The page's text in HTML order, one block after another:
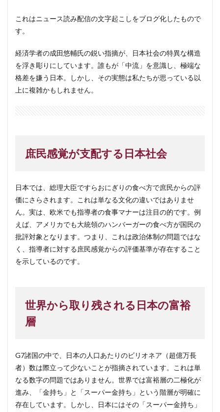
これはニュース読み配信の文字起こしをブログ化したもので
す。
経済学者の成田悠輔氏の鋭い指摘が、日本社会の特異な構造
を浮き彫りにしています。誰もが「中流」を意識し、極端な
格差を嫌う日本。しかし、その実態は私たちが思っている以
上に複雑かもしれません。
庶民感覚が支配する日本社会
日本では、総理大臣ですらおにぎりの食べ方で庶民からの評
価にさらされます。これは単なる文化の違いではありませ
ん。実は、欧米でも指導者の食事マナーは注目の的です。例
えば、アメリカでも大統領のハンバーガーの食べ方が国民の
批評対象となります。つまり、これは政治体制の問題ではな
く、指導者に対する庶民感覚からの評価基準が存在すること
を示しているのです。
世界から取り残される日本の富裕
層
G7諸国の中で、日本の人口あたりのビリオネア（超億万長
者）数は際立って少ないことが指摘されています。これは単
なる数字の問題ではありません。世界では富裕層の二極化が
進み、「金持ち」と「スーパー金持ち」という階層が明確に
存在しています。しかし、日本にはその「スーパー金持ち」